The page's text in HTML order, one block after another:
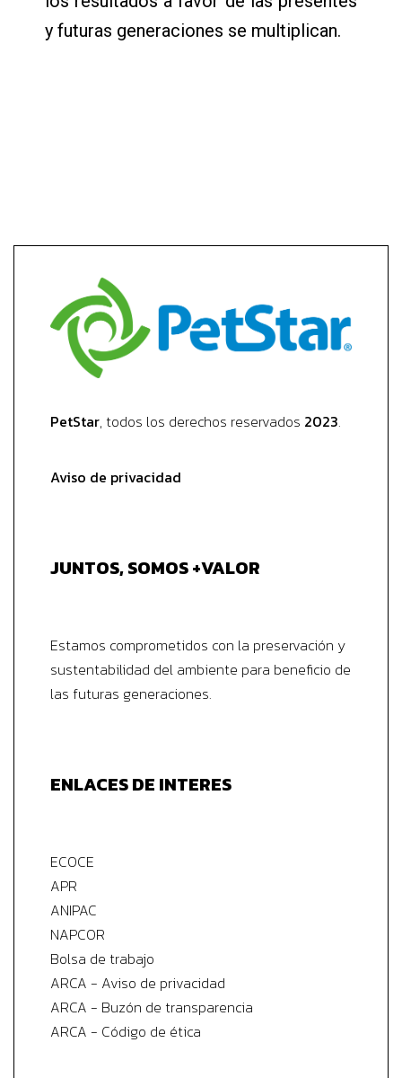
y futuras generaciones se multiplican.
PetStar, todos los derechos reservados 2023.
Aviso de privacidad
JUNTOS, SOMOS +VALOR
Estamos comprometidos con la preservación y
sustentabilidad del ambiente para beneficio de
las futuras generaciones.
ENLACES DE INTERES
ECOCE
APR
ANIPAC
NAPCOR
Bolsa de trabajo
ARCA - Aviso de privacidad
ARCA - Buzón de transparencia
ARCA - Código de ética